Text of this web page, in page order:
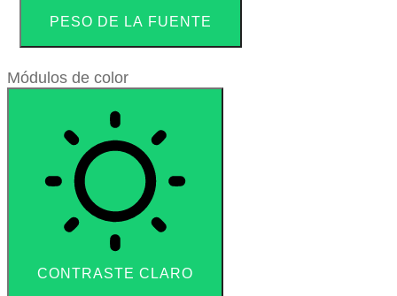
PESO DE LA FUENTE
Módulos de color
CONTRASTE CLARO